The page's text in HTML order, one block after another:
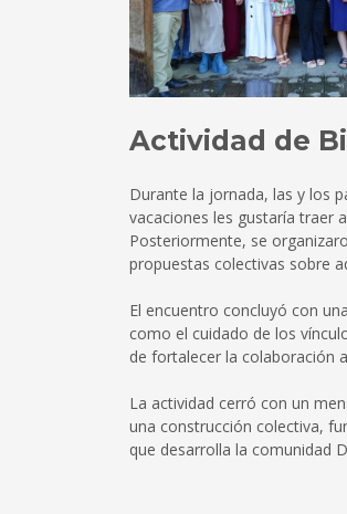
Actividad de
Durante la jornada, las y los
vacaciones les gustaría traer
Posteriormente, se
propuestas colectivas sobre
El encuentro concluyó con
como el cuidado de los
de fortalecer la colaboración
La actividad cerró con un
una construcción colectiva,
que desarrolla la comunidad